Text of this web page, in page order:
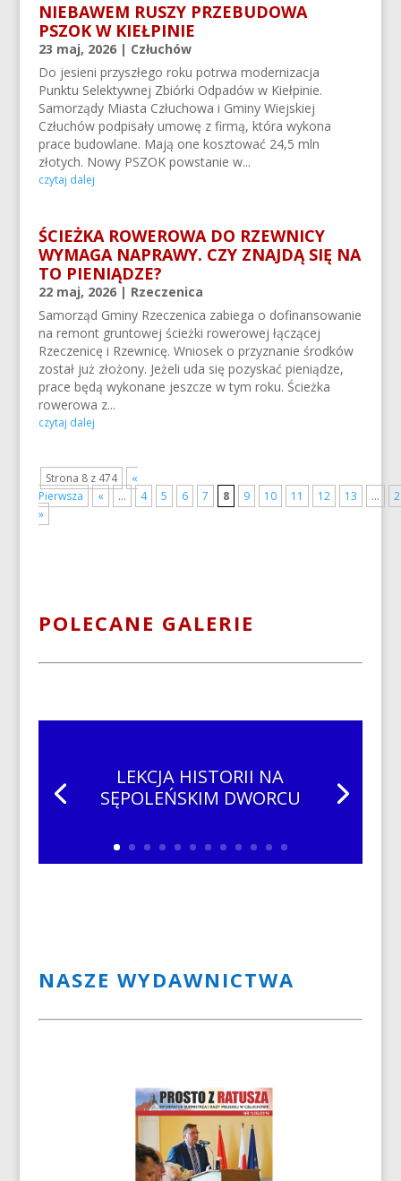
NIEBAWEM RUSZY PRZEBUDOWA
PSZOK W KIEŁPINIE
23 maj, 2026| Człuchów
Do jesieni przyszłego roku potrwa modernizacja
Punktu Selektywnej Zbiórki Odpadów w Kiełpinie.
Samorządy Miasta Człuchowa i Gminy Wiejskiej
Człuchów podpisały umowę z firmą, która wykona
prace budowlane. Mają one kosztować 24,5 mln
złotych. Nowy PSZOK powstanie w...
czytaj dalej
ŚCIEŻKA ROWEROWA DO RZEWNICY
WYMAGA NAPRAWY. CZY ZNAJDĄ SIĘ NA
TO PIENIĄDZE?
22 maj, 2026| Rzeczenica
Samorząd Gminy Rzeczenica zabiega o dofinansowanie
na remont gruntowej ścieżki rowerowej łączącej
Rzeczenicę i Rzewnicę. Wniosek o przyznanie środków
został już złożony. Jeżeli uda się pozyskać pieniądze,
prace będą wykonane jeszcze w tym roku. Ścieżka
rowerowa z...
czytaj dalej
Strona 8 z 474
«
Pierwsza
« ... 4 5 6 7 8 9 10 11 12 13 ...
»
POLECANE GALERIE
LEKCJA HISTORII NA
SĘPOLEŃSKIM DWORCU
NASZE WYDAWNICTWA